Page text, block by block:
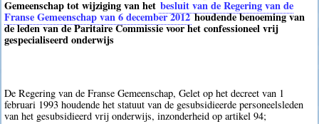
Gemeenschap tot wijziging van het besluit van de Regering van de
Franse Gemeenschap van 6 december 2012houdende benoeming van
de leden van de Paritaire Commissie voor het confessioneel vrij
gespecialiseerd onderwijs
De Regering van de Franse Gemeenschap, Gelet op het decreet van 1
februari 1993 houdende het statuut van de gesubsidieerde personeelsleden
van het gesubsidieerd vrij onderwijs, inzonderheid op artikel 94;